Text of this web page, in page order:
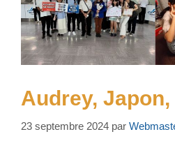
Audrey,
23 septembre 2024 par